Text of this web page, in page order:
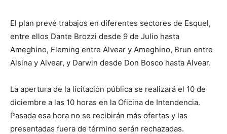
El plan prevé trabajos en diferentes sectores de Esquel,
entre ellos Dante Brozzi desde 9 de Julio hasta
Ameghino, Fleming entre Alvear y Ameghino, Brun entre
Alsina y Alvear, y Darwin desde Don Bosco hasta Alvear.
La apertura de la licitación pública se realizará el 10 de
diciembre a las 10 horas en la Oficina de Intendencia.
Pasada esa hora no se recibirán más ofertas y las
presentadas fuera de término serán rechazadas.